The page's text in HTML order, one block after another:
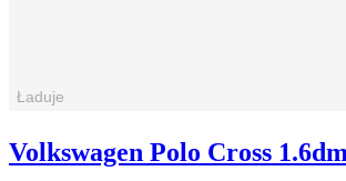
Volkswagen Polo Cross